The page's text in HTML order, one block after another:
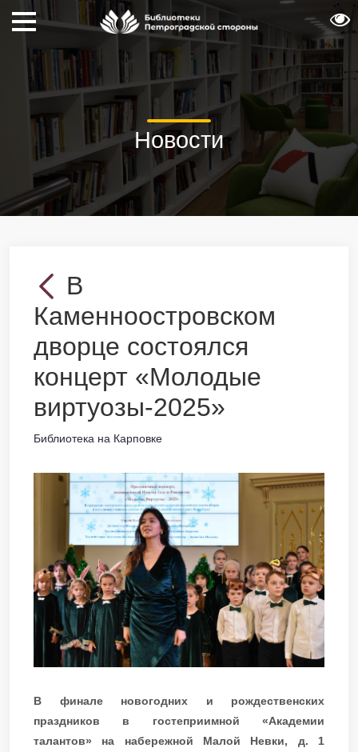
Новости
В
Каменноостровском
дворце состоялся
концерт «Молодые
виртуозы-2025»
Библиотека на Карповке
В финале новогодних и рождественских
праздников в гостеприимной «Академии
талантов» на набережной Малой Невки, д. 1